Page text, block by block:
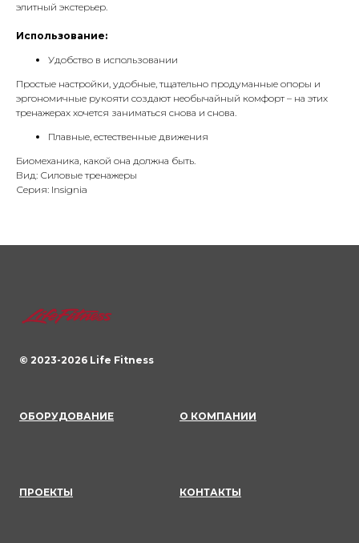
элитный экстерьер.
Использование:
Удобство в использовании
Простые настройки, удобные, тщательно продуманные опоры и
эргономичные рукояти создают необычайный комфорт – на этих
тренажерах хочется заниматься снова и снова.
Плавные, естественные движения
Биомеханика, какой она должна быть.
Вид: Силовые тренажеры
Серия: Insignia
© 2023-2026 Life Fitness
ОБОРУДОВАНИЕ О КОМПАНИИ
ПРОЕКТЫ КОНТАКТЫ